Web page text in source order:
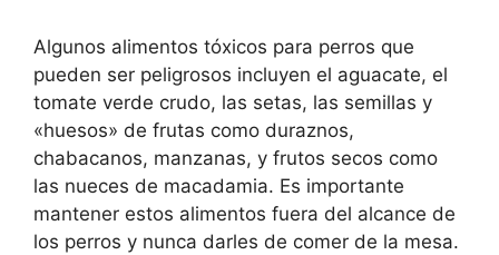
Algunos alimentos tóxicos para perros que
pueden ser peligrosos incluyen el aguacate, el
tomate verde crudo, las setas, las semillas y
«huesos» de frutas como duraznos,
chabacanos, manzanas, y frutos secos como
las nueces de macadamia. Es importante
mantener estos alimentos fuera del alcance de
los perros y nunca darles de comer de la mesa.